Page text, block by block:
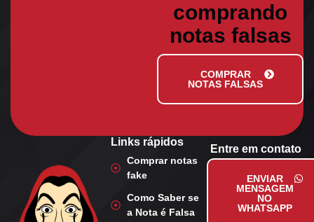
comprando
notas falsas
COMPRAR
NOTAS FALSAS
Links rápidos
Comprar notas
fake
Como Saber se
a Nota é Falsa
Entre em contato
ENVIAR
MENSAGEM
NO
WHATSAPP